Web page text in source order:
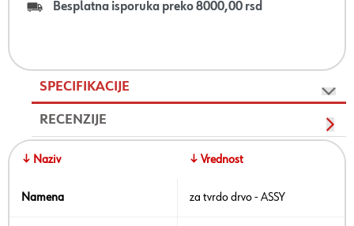
Besplatna isporuka preko 8000,00 rsd
SPECIFIKACIJE
RECENZIJE
↓ Naziv ↓ Vrednost
Namena za tvrdo drvo - ASSY